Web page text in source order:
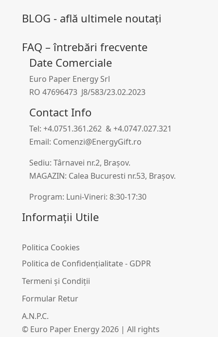
BLOG - află ultimele noutați
FAQ – întrebări frecvente
Date Comerciale
Euro Paper Energy Srl
RO 47696473 J8/583/23.02.2023
Contact Info
Tel: +4.0751.361.262 & +4.0747.027.321
Email: Comenzi@EnergyGift.ro
Sediu: Târnavei nr.2, Brașov.
MAGAZIN: Calea Bucuresti nr.53, Brașov.
Program: Luni-Vineri: 8:30-17:30
Informații Utile
Politica Cookies
Politica de Confidențialitate - GDPR
Termeni și Condiții
Formular Retur
A.N.P.C.
© Euro Paper Energy 2026 | All rights